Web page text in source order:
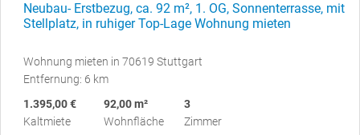
Neubau- Erstbezug, ca. 92 m², 1. OG, Sonnenterrasse, mit
Stellplatz, in ruhiger Top-Lage Wohnung mieten
Wohnung mieten in 70619 Stuttgart
Entfernung: 6 km
1.395,00 €
Kaltmiete
92,00 m²
Wohnfläche
3
Zimmer